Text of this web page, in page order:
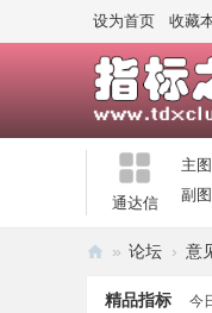
设为首页 收藏
通达信
主
副
» 论坛 › 意
精品指标 今